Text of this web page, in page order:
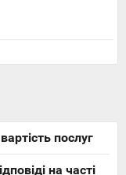
послуг
на часті